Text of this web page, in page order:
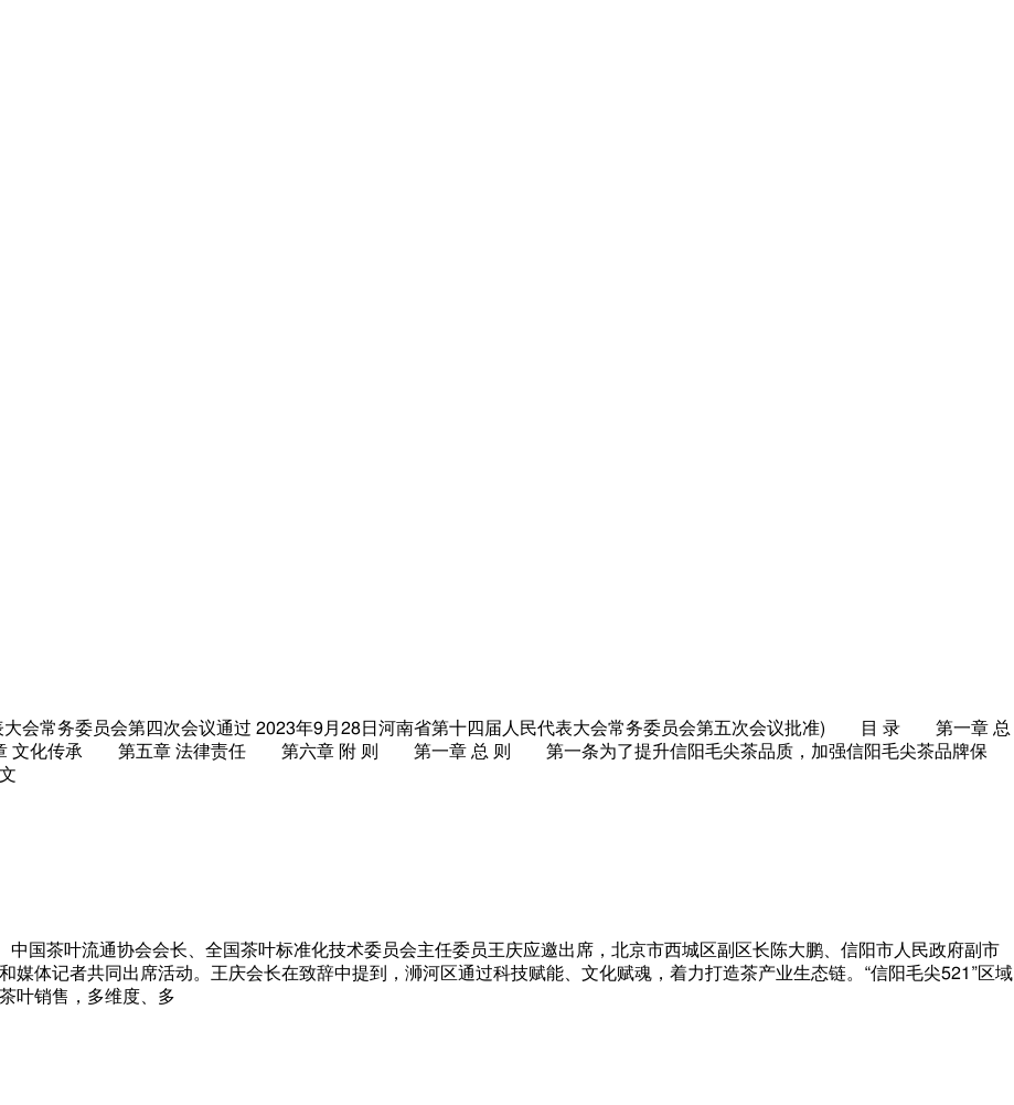
会常务委员会第四次会议通过 2023年9月28日河南省第十四届人民代表大会常务委员会第五次会议批准) 目 录 第一章 总
传承 第五章 法律责任 第六章 附 则 第一章 总 则 第一条为了提升信阳毛尖茶品质，加强信阳毛尖茶品牌保
国茶叶流通协会会长、全国茶叶标准化技术委员会主任委员王庆应邀出席，北京市西城区副区长陈大鹏、信阳市人民政府副市
媒体记者共同出席活动。王庆会长在致辞中提到，浉河区通过科技赋能、文化赋魂，着力打造茶产业生态链。“信阳毛尖521”区域
叶销售，多维度、多